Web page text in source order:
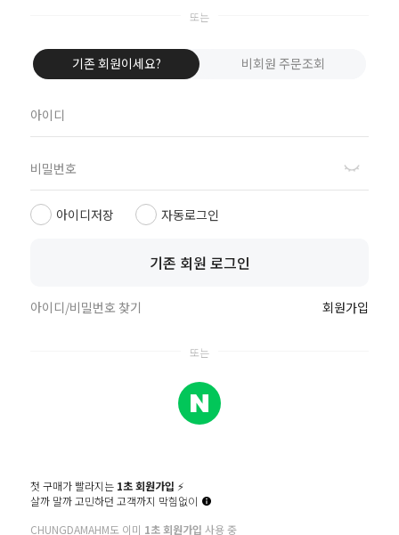
기존 회원이세요? 비회원 주문조회
아이디저장 자동로그인
기존 회원 로그인
아이디/비밀번호 찾기 회원가입
첫 구매가 빨라지는 1초 회원가입 ⚡️
살까 말까 고민하던 고객까지 막힘없이
CHUNGDAMAHM도 이미 1초 회원가입 사용 중
CATEGORY WISH HOME